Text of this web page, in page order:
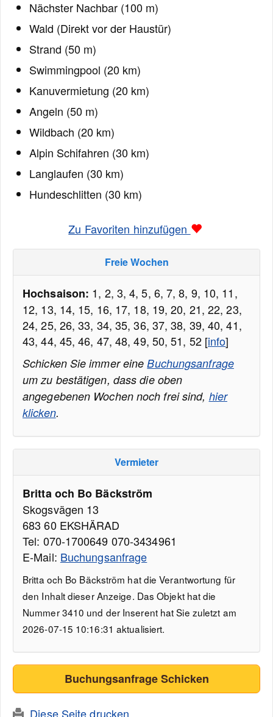
Nächster Nachbar (100 m)
Wald (Direkt vor der Haustür)
Strand (50 m)
Swimmingpool (20 km)
Kanuvermietung (20 km)
Angeln (50 m)
Wildbach (20 km)
Alpin Schifahren (30 km)
Langlaufen (30 km)
Hundeschlitten (30 km)
Zu Favoriten hinzufügen
Freie Wochen
Hochsaison: 1, 2, 3, 4, 5, 6, 7, 8, 9, 10, 11,
12, 13, 14, 15, 16, 17, 18, 19, 20, 21, 22, 23,
24, 25, 26, 33, 34, 35, 36, 37, 38, 39, 40, 41,
43, 44, 45, 46, 47, 48, 49, 50, 51, 52 [info]
Schicken Sie immer eineBuchungsanfrage
um zu bestätigen, dass die oben
angegebenen Wochen noch frei sind, hier
klicken.
Vermieter
Britta och Bo Bäckström
Skogsvägen 13
683 60 EKSHÄRAD
Tel: 070-1700649 070-3434961
E-Mail: Buchungsanfrage
Britta och Bo Bäckström hat die Verantwortung für
den Inhalt dieser Anzeige. Das Objekt hat die
Nummer 3410 und der Inserent hat Sie zuletzt am
2026-07-15 10:16:31 aktualisiert.
Buchungsanfrage Schicken
Diese Seite drucken